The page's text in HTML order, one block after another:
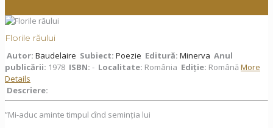
Florile răului
Autor: Baudelaire Subiect: Poezie Editură: Minerva Anul
publicării: 1978 ISBN: - Localitate: România Ediţie: Română More
Details
Descriere:
”Mi-aduc aminte timpul cînd seminția lui